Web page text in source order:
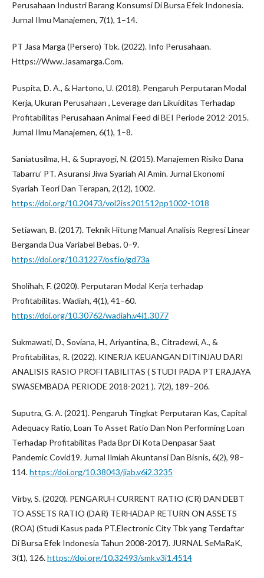
Perusahaan Industri Barang Konsumsi Di Bursa Efek Indonesia.
Jurnal Ilmu Manajemen, 7(1), 1–14.
PT Jasa Marga (Persero) Tbk. (2022). Info Perusahaan.
Https://Www.Jasamarga.Com.
Puspita, D. A., & Hartono, U. (2018). Pengaruh Perputaran Modal
Kerja, Ukuran Perusahaan , Leverage dan Likuiditas Terhadap
Profitabilitas Perusahaan Animal Feed di BEI Periode 2012-2015.
Jurnal Ilmu Manajemen, 6(1), 1–8.
Saniatusilma, H., & Suprayogi, N. (2015). Manajemen Risiko Dana
Tabarru’ PT. Asuransi Jiwa Syariah Al Amin. Jurnal Ekonomi
Syariah Teori Dan Terapan, 2(12), 1002.
https://doi.org/10.20473/vol2iss201512pp1002-1018
Setiawan, B. (2017). Teknik Hitung Manual Analisis Regresi Linear
Berganda Dua Variabel Bebas. 0–9.
https://doi.org/10.31227/osf.io/gd73a
Sholihah, F. (2020). Perputaran Modal Kerja terhadap
Profitabilitas. Wadiah, 4(1), 41–60.
https://doi.org/10.30762/wadiah.v4i1.3077
Sukmawati, D., Soviana, H., Ariyantina, B., Citradewi, A., &
Profitabilitas, R. (2022). KINERJA KEUANGAN DITINJAU DARI
ANALISIS RASIO PROFITABILITAS ( STUDI PADA PT ERAJAYA
SWASEMBADA PERIODE 2018-2021 ). 7(2), 189–206.
Suputra, G. A. (2021). Pengaruh Tingkat Perputaran Kas, Capital
Adequacy Ratio, Loan To Asset Ratio Dan Non Performing Loan
Terhadap Profitabilitas Pada Bpr Di Kota Denpasar Saat
Pandemic Covid19. Jurnal Ilmiah Akuntansi Dan Bisnis, 6(2), 98–
114.https://doi.org/10.38043/jiab.v6i2.3235
Virby, S. (2020). PENGARUH CURRENT RATIO (CR) DAN DEBT
TO ASSETS RATIO (DAR) TERHADAP RETURN ON ASSETS
(ROA) (Studi Kasus pada PT.Electronic City Tbk yang Terdaftar
Di Bursa Efek Indonesia Tahun 2008-2017). JURNAL SeMaRaK,
3(1), 126.https://doi.org/10.32493/smk.v3i1.4514